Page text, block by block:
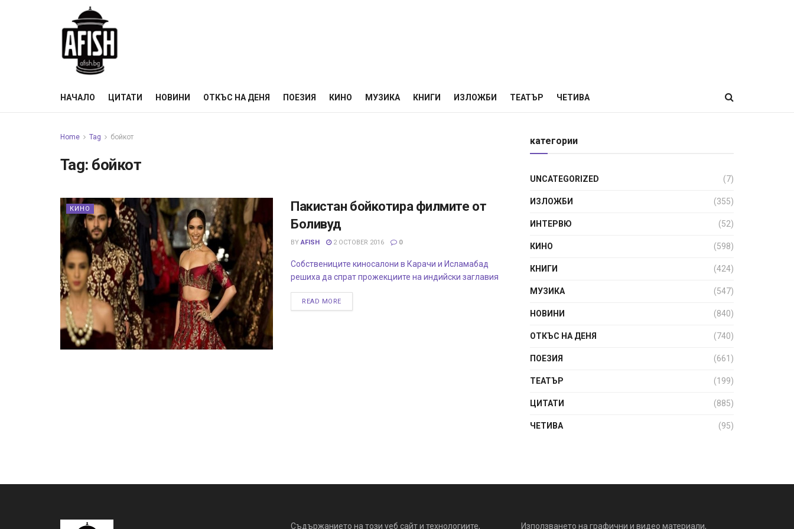
НАЧАЛО ЦИТАТИ НОВИНИ ОТКЪС НА ДЕНЯ ПОЕЗИЯ КИНО МУЗИКА КНИГИ ИЗЛОЖБИ ТЕАТЪР ЧЕТИВА
Home Tag бойкот
Tag: бойкот
КИНО
Пакистан бойкотира филмите от
Боливуд
BY AFISH 2 OCTOBER 2016 0
Собствениците киносалони в Карачи и Исламабад
решиха да спрат прожекциите на индийски заглавия
READ MORE
категории
UNCATEGORIZED (7)
ИЗЛОЖБИ (355)
ИНТЕРВЮ (52)
КИНО (598)
КНИГИ (424)
МУЗИКА (547)
НОВИНИ (840)
ОТКЪС НА ДЕНЯ (740)
ПОЕЗИЯ (661)
ТЕАТЪР (199)
ЦИТАТИ (885)
ЧЕТИВА (95)
Съдържанието на този уеб сайт и технологиите, Използването на графични и видео материали,